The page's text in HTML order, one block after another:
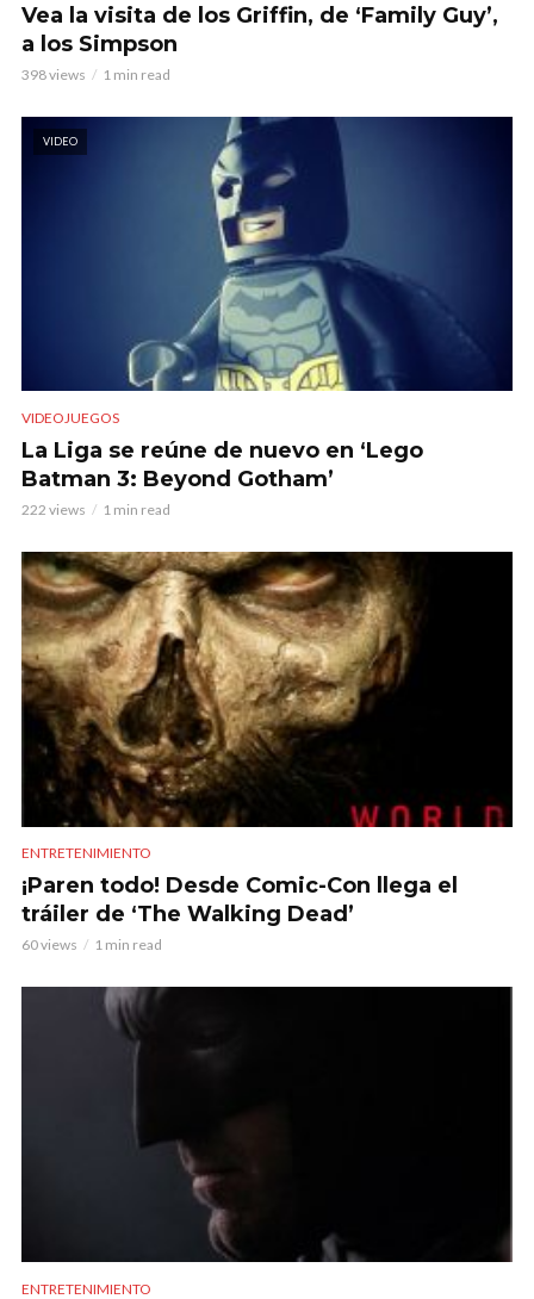
Vea la visita de los Griffin, de ‘Family Guy’,
a los Simpson
398 views 1 min read
VIDEO
VIDEOJUEGOS
La Liga se reúne de nuevo en ‘Lego
Batman 3: Beyond Gotham’
222 views 1 min read
ENTRETENIMIENTO
¡Paren todo! Desde Comic-Con llega el
tráiler de ‘The Walking Dead’
60 views 1 min read
ENTRETENIMIENTO